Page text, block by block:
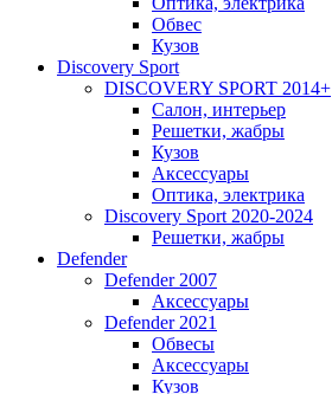
Обвес
Кузов
Discovery Sport
DISCOVERY SPORT 2014+
Салон, интерьер
Решетки, жабры
Кузов
Аксессуары
Оптика, электрика
Discovery Sport 2020-2024
Решетки, жабры
Defender
Defender 2007
Аксессуары
Defender 2021
Обвесы
Аксессуары
Кузов